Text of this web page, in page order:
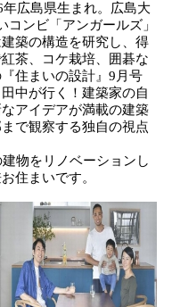
広島県生まれ。広島大
ンビ「アンガールズ」
築の構造を研究し、得
茶、コケ栽培、囲碁な
住まいの設計』9月号
中が行く！建築家の自
アイデアが満載の建築
で観察する独自の視点
物をリノベーションし
住まいです。